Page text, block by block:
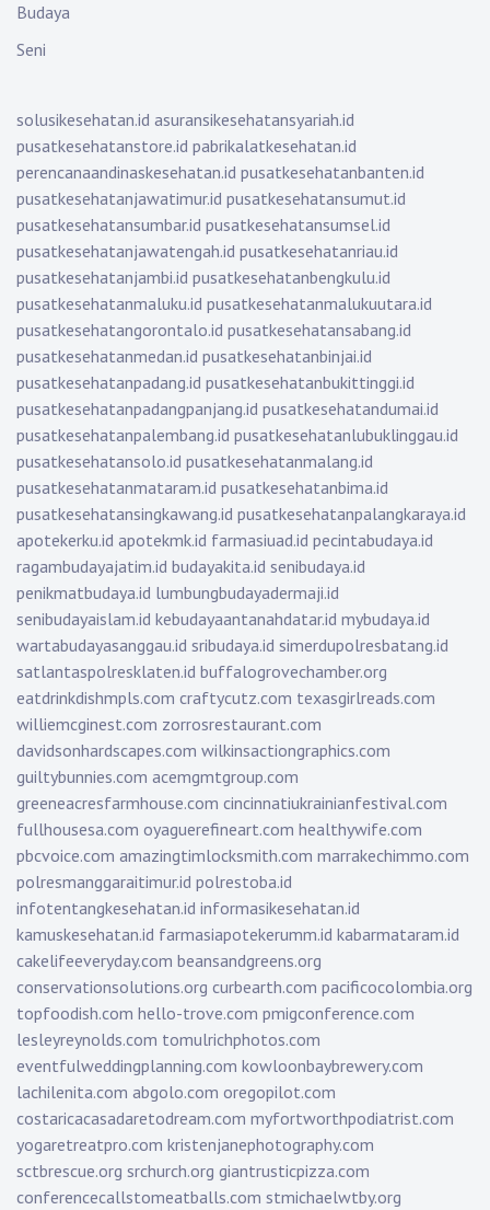
Budaya
Seni
solusikesehatan.id asuransikesehatansyariah.id
pusatkesehatanstore.id pabrikalatkesehatan.id
perencanaandinaskesehatan.id pusatkesehatanbanten.id
pusatkesehatanjawatimur.id pusatkesehatansumut.id
pusatkesehatansumbar.id pusatkesehatansumsel.id
pusatkesehatanjawatengah.id pusatkesehatanriau.id
pusatkesehatanjambi.id pusatkesehatanbengkulu.id
pusatkesehatanmaluku.id pusatkesehatanmalukuutara.id
pusatkesehatangorontalo.id pusatkesehatansabang.id
pusatkesehatanmedan.id pusatkesehatanbinjai.id
pusatkesehatanpadang.id pusatkesehatanbukittinggi.id
pusatkesehatanpadangpanjang.id pusatkesehatandumai.id
pusatkesehatanpalembang.id pusatkesehatanlubuklinggau.id
pusatkesehatansolo.id pusatkesehatanmalang.id
pusatkesehatanmataram.id pusatkesehatanbima.id
pusatkesehatansingkawang.id pusatkesehatanpalangkaraya.id
apotekerku.id apotekmk.id farmasiuad.id pecintabudaya.id
ragambudayajatim.id budayakita.id senibudaya.id
penikmatbudaya.id lumbungbudayadermaji.id
senibudayaislam.id kebudayaantanahdatar.id mybudaya.id
wartabudayasanggau.id sribudaya.id simerdupolresbatang.id
satlantaspolresklaten.id buffalogrovechamber.org
eatdrinkdishmpls.com craftycutz.com texasgirlreads.com
williemcginest.com zorrosrestaurant.com
davidsonhardscapes.com wilkinsactiongraphics.com
guiltybunnies.com acemgmtgroup.com
greeneacresfarmhouse.com cincinnatiukrainianfestival.com
fullhousesa.com oyaguerefineart.com healthywife.com
pbcvoice.com amazingtimlocksmith.com marrakechimmo.com
polresmanggaraitimur.id polrestoba.id
infotentangkesehatan.id informasikesehatan.id
kamuskesehatan.id farmasiapotekerumm.id kabarmataram.id
cakelifeeveryday.com beansandgreens.org
conservationsolutions.org curbearth.com pacificocolombia.org
topfoodish.com hello-trove.com pmigconference.com
lesleyreynolds.com tomulrichphotos.com
eventfulweddingplanning.com kowloonbaybrewery.com
lachilenita.com abgolo.com oregopilot.com
costaricacasadaretodream.com myfortworthpodiatrist.com
yogaretreatpro.com kristenjanephotography.com
sctbrescue.org srchurch.org giantrusticpizza.com
conferencecallstomeatballs.com stmichaelwtby.org